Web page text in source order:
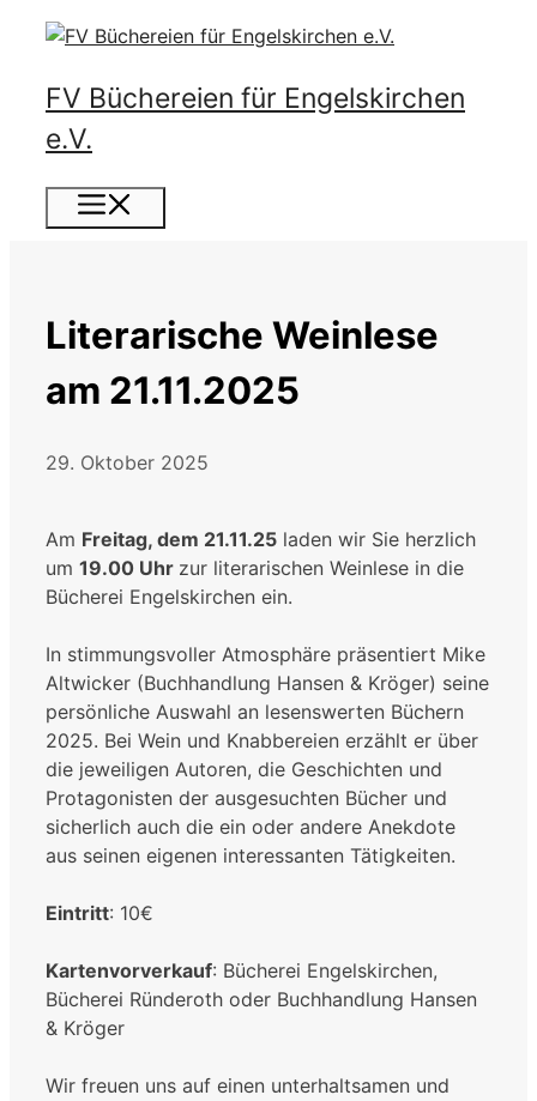
Zum
FV Büchereien für Engelskirchen
e.V.
Literarische Weinlese
am 21.11.2025
29. Oktober 2025
Am Freitag, dem 21.11.25 laden wir Sie herzlich
um 19.00 Uhr zur literarischen Weinlese in die
Bücherei Engelskirchen ein.
In stimmungsvoller Atmosphäre präsentiert Mike
Altwicker (Buchhandlung Hansen & Kröger) seine
persönliche Auswahl an lesenswerten Büchern
2025. Bei Wein und Knabbereien erzählt er über
die jeweiligen Autoren, die Geschichten und
Protagonisten der ausgesuchten Bücher und
sicherlich auch die ein oder andere Anekdote
aus seinen eigenen interessanten Tätigkeiten.
Eintritt: 10€
Kartenvorverkauf: Bücherei Engelskirchen,
Bücherei Ründeroth oder Buchhandlung Hansen
& Kröger
Wir freuen uns auf einen unterhaltsamen und